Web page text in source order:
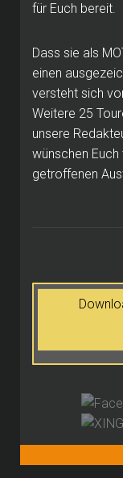
für Euch bereit.
Dass sie als
einen
versteht sich
Weitere 25
unsere
wünschen
getroffenen